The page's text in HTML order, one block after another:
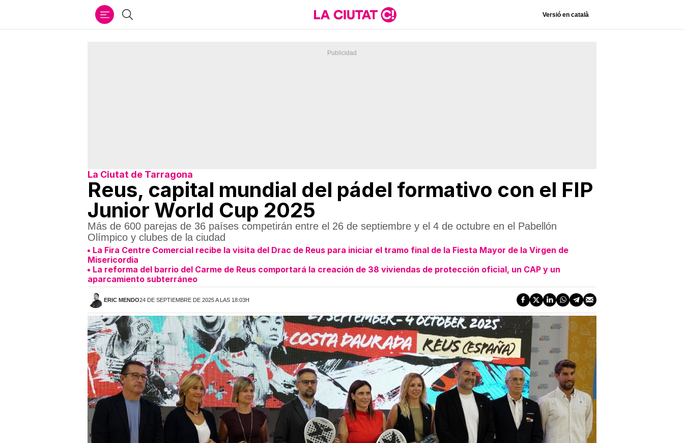
Buscar Versió en català
La Ciutat de Tarragona
Reus, capital mundial del pádel formativo con el FIP
Junior World Cup 2025
Más de 600 parejas de 36 países competirán entre el 26 de septiembre y el 4 de octubre en el Pabellón
Olímpico y clubes de la ciudad
La Fira Centre Comercial recibe la visita del Drac de Reus para iniciar el tramo final de la Fiesta Mayor de la Virgen de
Misericordia
La reforma del barrio del Carme de Reus comportará la creación de 38 viviendas de protección oficial, un CAP y un
aparcamiento subterráneo
ERIC MENDO24 DE SEPTIEMBRE DE 2025 A LAS 18:03H